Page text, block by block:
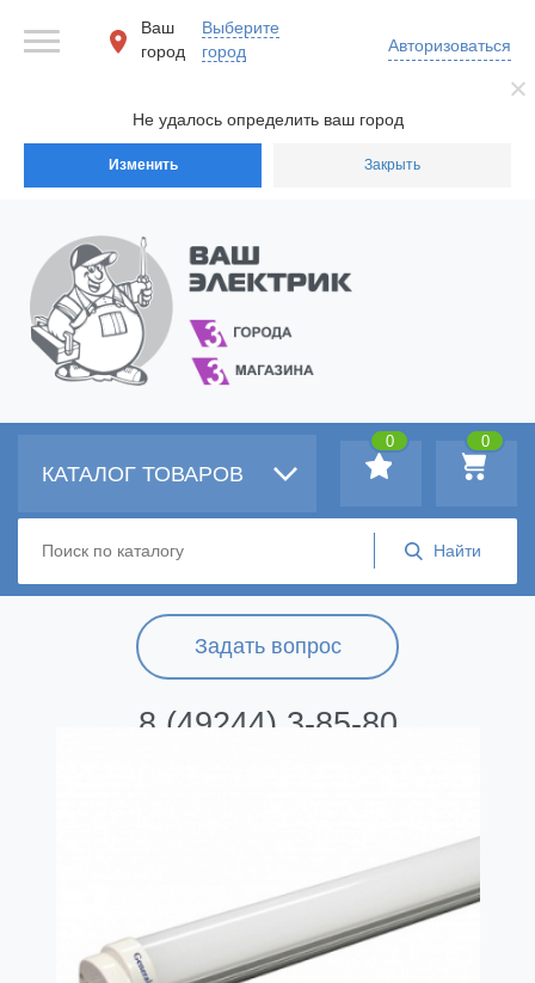
Не удалось определить ваш город
Изменить Закрыть
Ваш
город
Выберите
город
Авторизоваться
Задать вопрос
8 (49244) 3-85-80
КАТАЛОГ ТОВАРОВ
0
0